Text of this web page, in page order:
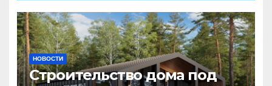
НОВОСТИ
Строительство дома под